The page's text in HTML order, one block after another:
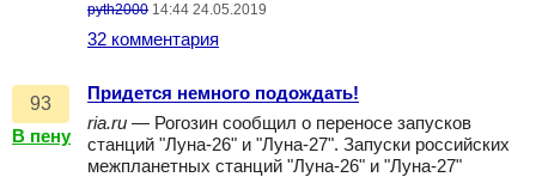
pyth2000 14:44 24.05.2019
32 комментария
93
В пену
Придется немного подождать!
ria.ru — Рогозин сообщил о переносе запусков
станций "Луна-26" и "Луна-27". Запуски российских
межпланетных станций "Луна-26" и "Луна-27"